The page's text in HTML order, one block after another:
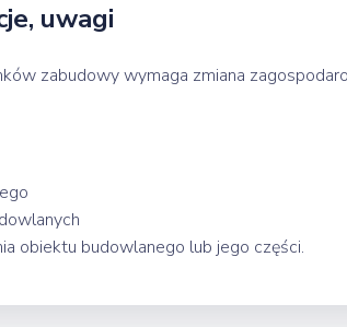
uwagi
zabudowy wymaga zmiana
obiektu budowlanego lub jego części.